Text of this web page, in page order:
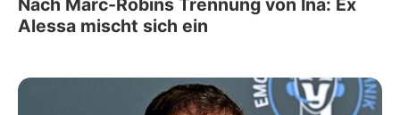
Alessa mischt sich ein